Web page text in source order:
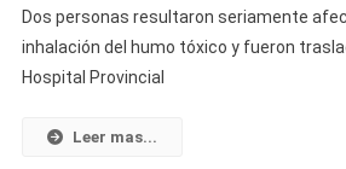
De
Un
Dos personas resultaron seriamente
inhalación del humo tóxico y fueron
Hospital Provincial
Leer mas...